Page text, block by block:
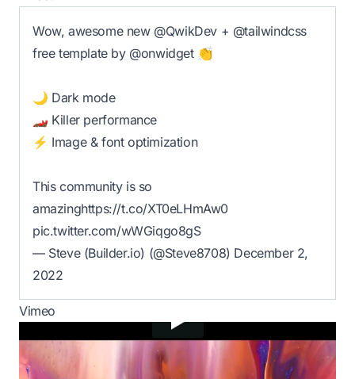
Wow, awesome new @QwikDev + @tailwindcss
free template by @onwidget 👏
🌙 Dark mode
🏎️ Killer performance
⚡ Image & font optimization
This community is so
amazinghttps://t.co/XT0eLHmAw0
pic.twitter.com/wWGiqgo8gS
— Steve (Builder.io) (@Steve8708) December 2,
2022
Vimeo